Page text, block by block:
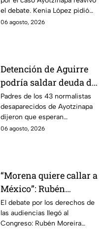
López; exige justicia
por caso Ayotzinapa
el debate. Kenia López pidió
que no sea un distractor
06 agosto, 2026
Detención de Aguirre
podría saldar deuda de
justicia: padres de los
43 de Ayotzinapa
Padres de los 43 normalistas
desaparecidos de Ayotzinapa
dijeron que esperan
información oficial sobre la
06 agosto, 2026
“Morena quiere callar a
México”: Rubén
Moreira pide frenar
discusión de
El debate por los derechos de
las audiencias llegó al
Congreso: Rubén Moreira